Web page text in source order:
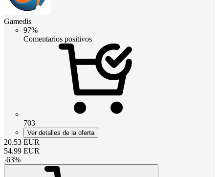
Gamedis
97%
Comentarios positivos
703
Ver detalles de la oferta
20.53 EUR
54.99 EUR
-63%